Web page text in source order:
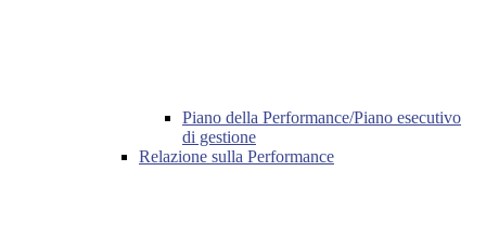
Piano della Performance/Piano esecutivo
di gestione
Relazione sulla Performance